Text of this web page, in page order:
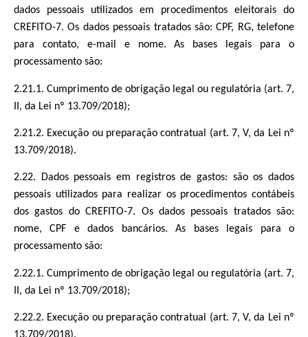
dados pessoais utilizados em procedimentos eleitorais do
CREFITO-7. Os dados pessoais tratados são: CPF, RG, telefone
para contato, e-mail e nome. As bases legais para o
processamento são:
2.21.1. Cumprimento de obrigação legal ou regulatória (art. 7,
II, da Lei nº 13.709/2018);
2.21.2. Execução ou preparação contratual (art. 7, V, da Lei nº
13.709/2018).
2.22. Dados pessoais em registros de gastos: são os dados
pessoais utilizados para realizar os procedimentos contábeis
dos gastos do CREFITO-7. Os dados pessoais tratados são:
nome, CPF e dados bancários. As bases legais para o
processamento são:
2.22.1. Cumprimento de obrigação legal ou regulatória (art. 7,
II, da Lei nº 13.709/2018);
2.22.2. Execução ou preparação contratual (art. 7, V, da Lei nº